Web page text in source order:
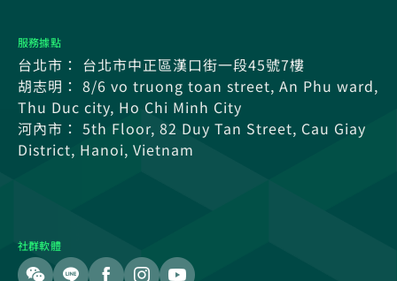
服務據點
台北市： 台北市中正區漢口街一段45號7樓
胡志明： 8/6 vo truong toan street, An Phu ward,
Thu Duc city, Ho Chi Minh City
河內市： 5th Floor, 82 Duy Tan Street, Cau Giay
District, Hanoi, Vietnam
社群軟體